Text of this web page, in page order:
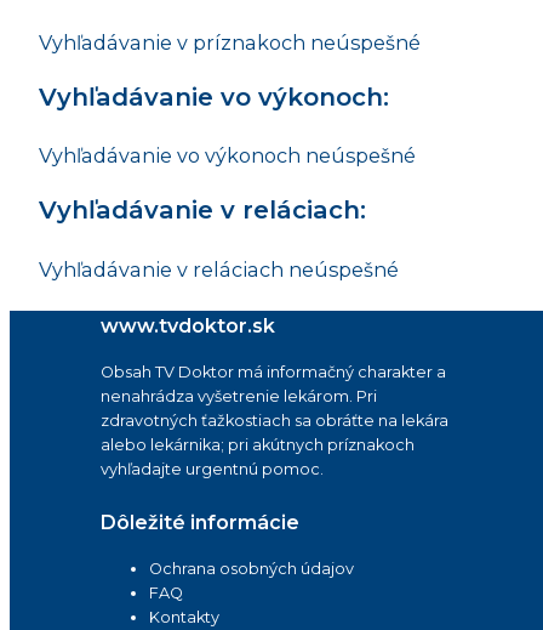
Vyhľadávanie v príznakoch neúspešné
Vyhľadávanie vo výkonoch:
Vyhľadávanie vo výkonoch neúspešné
Vyhľadávanie v reláciach:
Vyhľadávanie v reláciach neúspešné
www.tvdoktor.sk
Obsah TV Doktor má informačný charakter a
nenahrádza vyšetrenie lekárom. Pri
zdravotných ťažkostiach sa obráťte na lekára
alebo lekárnika; pri akútnych príznakoch
vyhľadajte urgentnú pomoc.
Dôležité informácie
Ochrana osobných údajov
FAQ
Kontakty